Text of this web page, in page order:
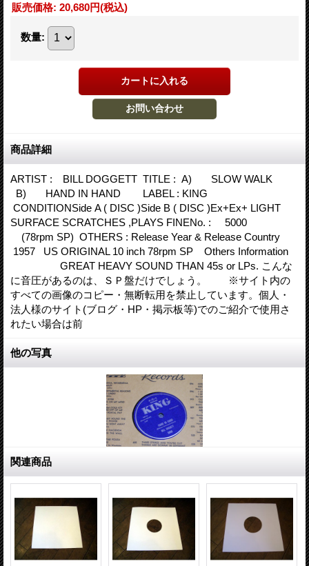
販売価格: 20,680円(税込)
数量:
商品詳細
ARTIST : BILL DOGGETT TITLE : A) SLOW WALK
B) HAND IN HAND LABEL : KING
CONDITIONSide A ( DISC )Side B ( DISC )Ex+Ex+ LIGHT
SURFACE SCRATCHES ,PLAYS FINENo. : 5000
(78rpm SP) OTHERS : Release Year & Release Country
1957 US ORIGINAL 10 inch 78rpm SP Others Information
GREAT HEAVY SOUND THAN 45s or LPs. こんな
に音圧があるのは、ＳＰ盤だけでしょう。 ※サイト内の
すべての画像のコピー・無断転用を禁止しています。個人・
法人様のサイト(ブログ・HP・掲示板等)でのご紹介で使用さ
れたい場合は前
他の写真
関連商品